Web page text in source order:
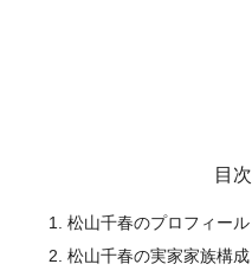
目次
松山千春のプロフィール
松山千春の実家家族構成